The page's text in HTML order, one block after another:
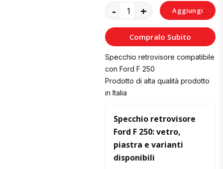
- + Aggiungi
al
Carrello
Compralo Subito
Specchio retrovisore compatibile
con Ford F 250
Prodotto di alta qualità prodotto
in Italia
Specchio retrovisore
Ford F 250: vetro,
piastra e varianti
disponibili